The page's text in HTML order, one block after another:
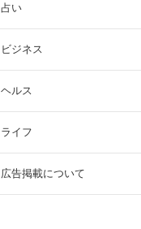
占い
ビジネス
ヘルス
ライフ
広告掲載について